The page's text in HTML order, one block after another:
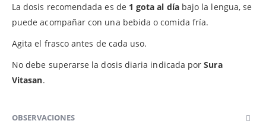
La dosis recomendada es de 1 gota al díabajo la lengua, se
puede acompañar con una bebida o comida fría.
Agita el frasco antes de cada uso.
No debe superarse la dosis diaria indicada porSura
Vitasan.
OBSERVACIONES